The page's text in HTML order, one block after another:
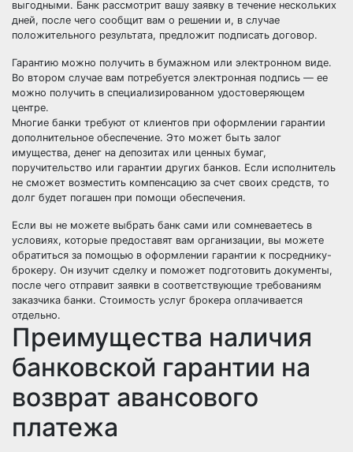
выгодными. Банк рассмотрит вашу заявку в течение нескольких
дней, после чего сообщит вам о решении и, в случае
положительного результата, предложит подписать договор.
Гарантию можно получить в бумажном или электронном виде.
Во втором случае вам потребуется электронная подпись — ее
можно получить в специализированном удостоверяющем
центре.
Многие банки требуют от клиентов при оформлении гарантии
дополнительное обеспечение. Это может быть залог
имущества, денег на депозитах или ценных бумаг,
поручительство или гарантии других банков. Если исполнитель
не сможет возместить компенсацию за счет своих средств, то
долг будет погашен при помощи обеспечения.
Если вы не можете выбрать банк сами или сомневаетесь в
условиях, которые предоставят вам организации, вы можете
обратиться за помощью в оформлении гарантии к посреднику-
брокеру. Он изучит сделку и поможет подготовить документы,
после чего отправит заявки в соответствующие требованиям
заказчика банки. Стоимость услуг брокера оплачивается
отдельно.
Преимущества наличия
банковской гарантии на
возврат авансового
платежа